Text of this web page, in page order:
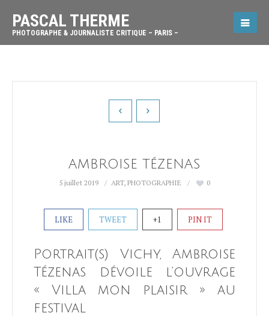
PASCAL THERME
PHOTOGRAPHE & JOURNALISTE CRITIQUE – PARIS –
AMBROISE TÉZENAS
5 juillet 2019 ART, PHOTOGRAPHIE 0
LIKE TWEET +1 PIN IT
Portrait(s) Vichy, Ambroise
Tézenas dévoile l’ouvrage
« Villa mon plaisir » au
festival